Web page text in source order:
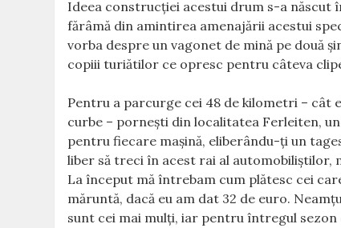
Ideea construcţiei acestui drum s-a născut
fărâmă din amintirea amenajării acestui
vorba despre un vagonet de mină pe două
copiii turiătilor ce opresc pentru câteva
Pentru a parcurge cei 48 de kilometri – cât
curbe – porneşti din localitatea Ferleiten,
pentru fiecare maşină, eliberându-ţi un
liber să treci în acest rai al automobiliştilor,
La început mă întrebam cum plătesc cei
măruntă, dacă eu am dat 32 de euro.
sunt cei mai mulţi, iar pentru întregul sezon